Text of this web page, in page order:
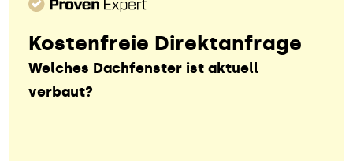
Kostenfreie Direktanfrage
Welches Dachfenster ist aktuell
verbaut?